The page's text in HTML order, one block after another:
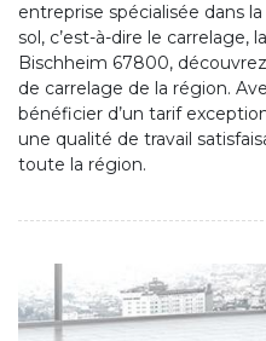
entreprise spécialisée dans
sol, c’est-à-dire le
Bischheim 67800,
de carrelage de la région.
bénéficier d’un tarif
une qualité de travail
toute la région.